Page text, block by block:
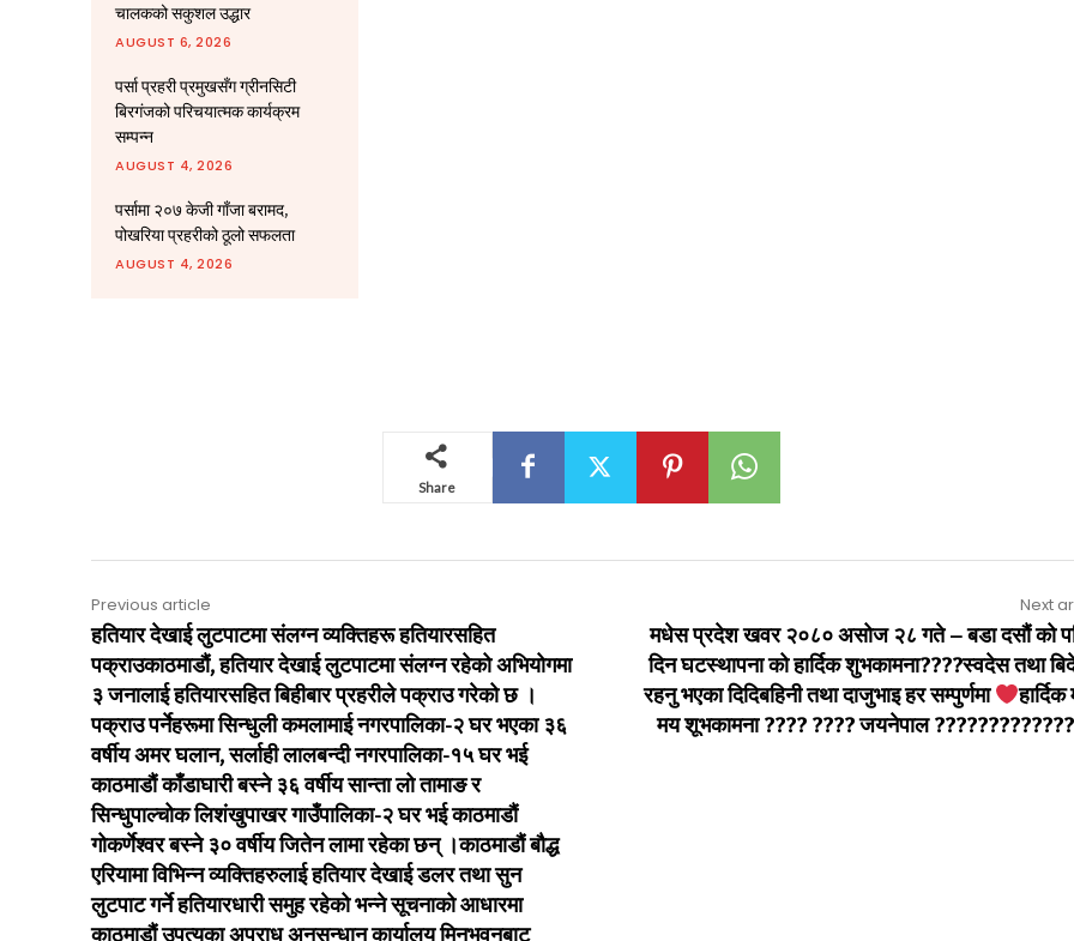
चालकको सकुशल उद्धार
AUGUST 6, 2026
पर्सा प्रहरी प्रमुखसँग ग्रीनसिटी
बिरगंजको परिचयात्मक कार्यक्रम
सम्पन्न
AUGUST 4, 2026
पर्सामा २०७ केजी गाँजा बरामद,
पोखरिया प्रहरीको ठूलो सफलता
AUGUST 4, 2026
Share
Previous article
हतियार देखाई लुटपाटमा संलग्न व्यक्तिहरू हतियारसहित
पक्राउकाठमाडौं, हतियार देखाई लुटपाटमा संलग्न रहेको अभियोगमा
३ जनालाई हतियारसहित बिहीबार प्रहरीले पक्राउ गरेको छ ।
पक्राउ पर्नेहरूमा सिन्धुली कमलामाई नगरपालिका-२ घर भएका ३६
वर्षीय अमर घलान, सर्लाही लालबन्दी नगरपालिका-१५ घर भई
काठमाडौं काँडाघारी बस्ने ३६ वर्षीय सान्ता लो तामाङ र
सिन्धुपाल्चोक लिशंखुपाखर गाउँपालिका-२ घर भई काठमाडौं
गोकर्णेश्‍वर बस्ने ३० वर्षीय जितेन लामा रहेका छन् ।काठमाडौं बौद्ध
एरियामा विभिन्न व्यक्तिहरुलाई हतियार देखाई डलर तथा सुन
लुटपाट गर्ने हतियारधारी समुह रहेको भन्ने सूचनाको आधारमा
काठमाडौं उपत्यका अपराध अनुसन्धान कार्यालय मिनभवनबाट
Next
मधेस प्रदेश खवर २०८० असोज २८ गते – बडा दसौं को
दिन घटस्थापना को हार्दिक शुभकामना????स्वदेस तथा
रहनु भएका दिदिबहिनी तथा दाजुभाइ हर सम्पुर्णमा
मय शूभकामना ???? ???? जयनेपाल